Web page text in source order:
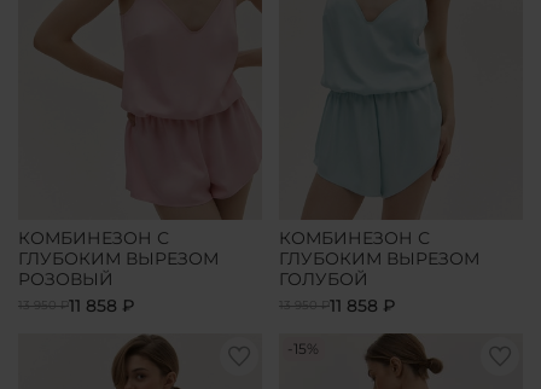
КОМБИНЕЗОН С
ГЛУБОКИМ ВЫРЕЗОМ
РОЗОВЫЙ
13 950 ₽11 858 ₽
КОМБИНЕЗОН С
ГЛУБОКИМ ВЫРЕЗОМ
ГОЛУБОЙ
13 950 ₽11 858 ₽
-15%